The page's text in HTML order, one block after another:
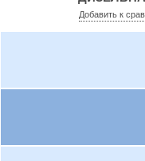
Добавить к